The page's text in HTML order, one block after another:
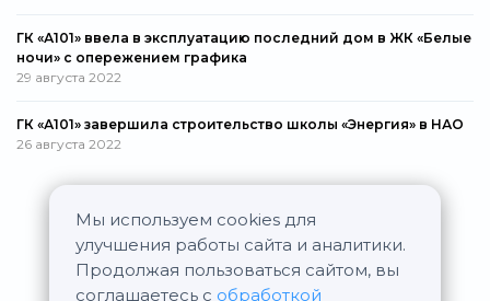
Мы используем cookies для
улучшения работы сайта и аналитики.
Продолжая пользоваться сайтом, вы
соглашаетесь с обработкой
ГК «А101» ввела в эксплуатацию последний дом в ЖК «Белые
ночи» с опережением графика
29 августа 2022
ГК «А101» завершила строительство школы «Энергия» в НАО
26 августа 2022
Все новости